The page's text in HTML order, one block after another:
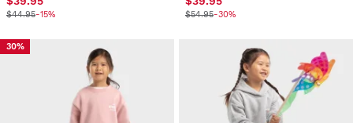
$44.95-15% $54.95-30%
30%